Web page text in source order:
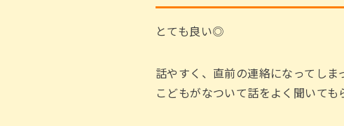
とても良い◎
話やすく、直前の連絡になってしま
こどもがなついて話をよく聞いても